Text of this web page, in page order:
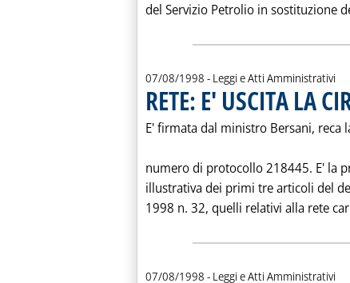
del Servizio Petrolio in sostituzione
07/08/1998 - Leggi e Atti Amministrativi
RETE: E' USCITA LA
E' firmata dal ministro Bersani, reca
numero di protocollo 218445. E' la
illustrativa dei primi tre articoli del
1998 n. 32, quelli relativi alla rete
07/08/1998 - Leggi e Atti Amministrativi